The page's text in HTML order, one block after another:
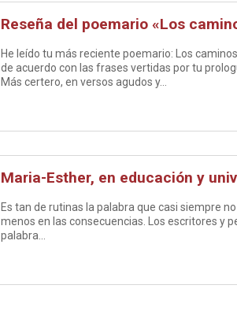
Reseña del poemario «Los
He leído tu más reciente poemario: Los
de acuerdo con las frases vertidas por tu
Más certero, en versos agudos y…
Maria-Esther, en educación y
Es tan de rutinas la palabra que casi siempre
menos en las consecuencias. Los escritores y
palabra…